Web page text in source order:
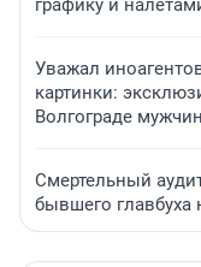
графику и
Уважал
картинки:
Волгограде
Смертельный
бывшего